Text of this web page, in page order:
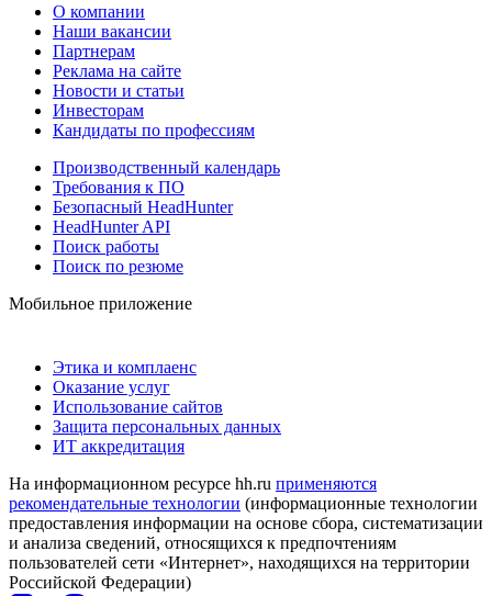
О компании
Наши вакансии
Партнерам
Реклама на сайте
Новости и статьи
Инвесторам
Кандидаты по профессиям
Производственный календарь
Требования к ПО
Безопасный HeadHunter
HeadHunter API
Поиск работы
Поиск по резюме
Мобильное приложение
Этика и комплаенс
Оказание услуг
Использование сайтов
Защита персональных данных
ИТ аккредитация
На информационном ресурсе hh.ru применяются
рекомендательные технологии (информационные технологии
предоставления информации на основе сбора, систематизации
и анализа сведений, относящихся к предпочтениям
пользователей сети «Интернет», находящихся на территории
Российской Федерации)